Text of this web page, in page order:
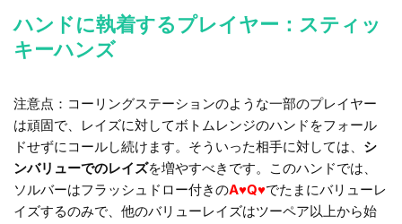
ハンドに執着するプレイヤー：スティッ
キーハンズ
注意点：コーリングステーションのような一部のプレイヤー
は頑固で、レイズに対してボトムレンジのハンドをフォール
ドせずにコールし続けます。そういった相手に対しては、 シ
ンバリューでのレイズを増やすべきです。このハンドでは、
ソルバーはフラッシュドロー付きのA♥Q♥でたまにバリューレ
イズするのみで、他のバリューレイズはツーペア以上から始